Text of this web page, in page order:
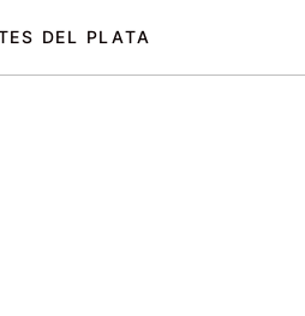
DEL PLATA